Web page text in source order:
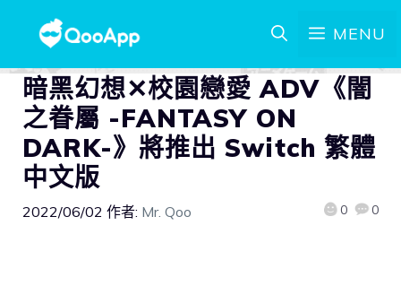
MENU
暗黑幻想✕校園戀愛 ADV《闇
之眷屬 -FANTASY ON
DARK-》將推出 Switch 繁體
中文版
2022/06/02 作者: Mr. Qoo 0 0